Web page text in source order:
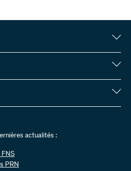
complètes sur les projets de
par le FNS :
actualités :
FNS
PRN